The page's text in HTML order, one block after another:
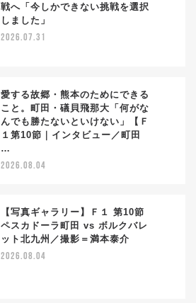
戦へ「今しかできない挑戦を選択
しました」
2026.07.31
愛する故郷・熊本のためにできる
こと。町田・礒貝飛那大「何がな
んでも勝たないといけない」【Ｆ
１第10節｜インタビュー／町田
…
2026.08.04
【写真ギャラリー】Ｆ１ 第10節
ペスカドーラ町田 vs ボルクバレ
ット北九州／撮影＝満本泰介
2026.08.04